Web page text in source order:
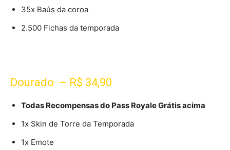
35x Baús da coroa
2.500 Fichas da temporada
Dourado – R$ 34,90
Todas Recompensas do Pass Royale Grátis acima
1x Skin de Torre da Temporada
1x Emote